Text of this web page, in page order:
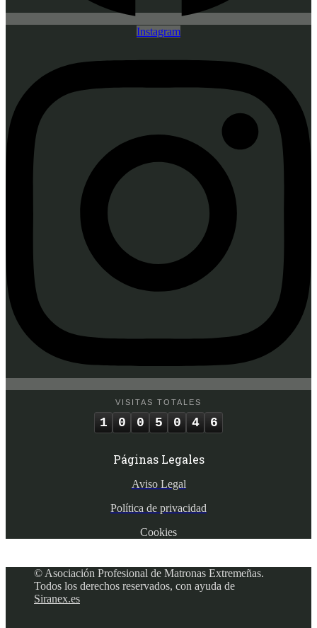
Instagram
VISITAS TOTALES
1 0 0 5 0 4 6
Páginas Legales
Aviso Legal
Política de privacidad
Cookies
© Asociación Profesional de Matronas Extremeñas.
Todos los derechos reservados, con ayuda de
Siranex.es